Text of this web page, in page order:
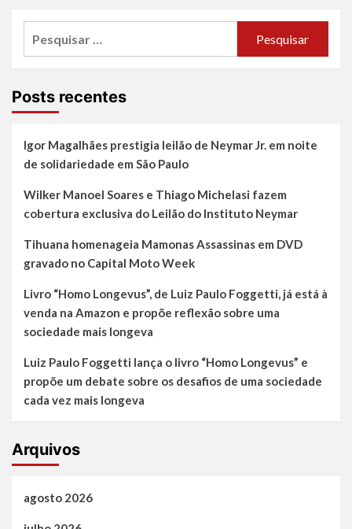
Posts recentes
Igor Magalhães prestigia leilão de Neymar Jr. em noite
de solidariedade em São Paulo
Wilker Manoel Soares e Thiago Michelasi fazem
cobertura exclusiva do Leilão do Instituto Neymar
Tihuana homenageia Mamonas Assassinas em DVD
gravado no Capital Moto Week
Livro “Homo Longevus”, de Luiz Paulo Foggetti, já está à
venda na Amazon e propõe reflexão sobre uma
sociedade mais longeva
Luiz Paulo Foggetti lança o livro “Homo Longevus” e
propõe um debate sobre os desafios de uma sociedade
cada vez mais longeva
Arquivos
agosto 2026